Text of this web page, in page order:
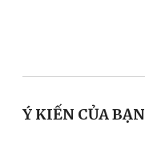
Ý KIẾN CỦA BẠN